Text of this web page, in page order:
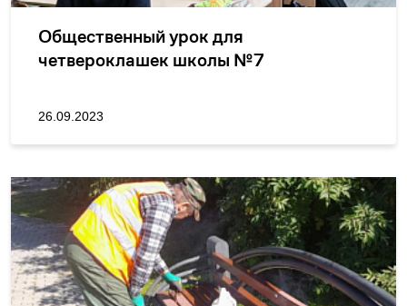
Общественный урок для
четвероклашек школы №7
26.09.2023